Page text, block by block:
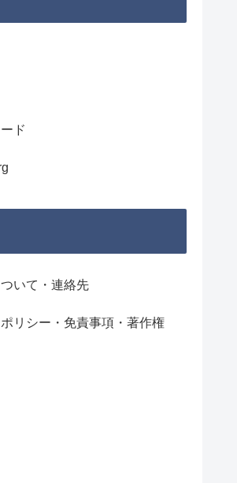
ド
いて・連絡先
リシー・免責事項・著作権